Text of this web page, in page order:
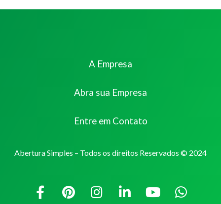
A Empresa
Abra sua Empresa
Entre em Contato
Abertura Simples – Todos os direitos Reservados © 2024